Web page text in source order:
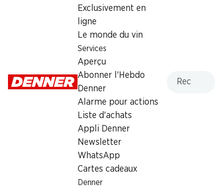
Exclusivement en
ligne
Le monde du vin
Services
Aperçu
Abonner l'Hebdo
Denner
Alarme pour actions
Liste d'achats
Appli Denner
Newsletter
WhatsApp
Cartes cadeaux
Denner
Uniquement en Suisse romande
Labels et distinctions
1002190
Les clients ont également